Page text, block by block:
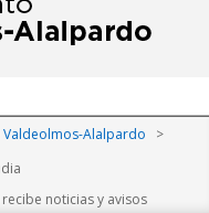
Alalpardo
>
noticias y avisos